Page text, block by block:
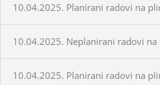
10.04.2025. Planirani radovi na
10.04.2025. Neplanirani radovi
10.04.2025. Planirani radovi na